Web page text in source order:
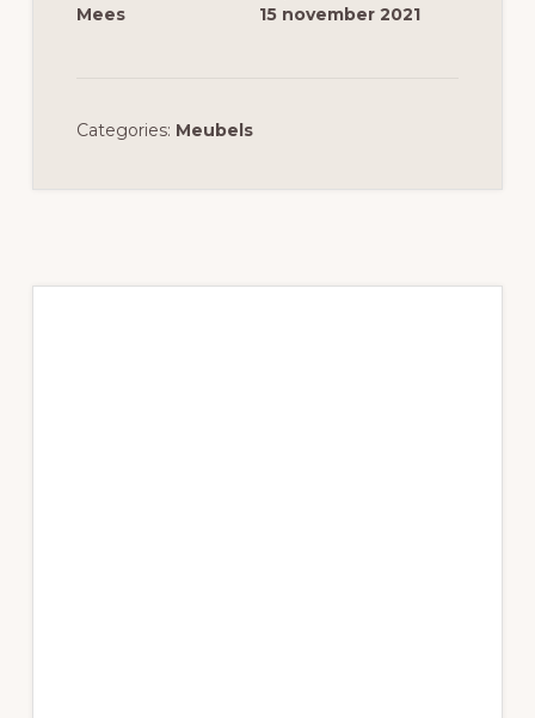
Mees
15 november 2021
Categories: Meubels